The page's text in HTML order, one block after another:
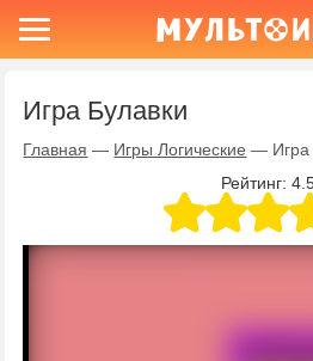
Игра Булавки
Главная — Игры Логические — Игра
Рейтинг: